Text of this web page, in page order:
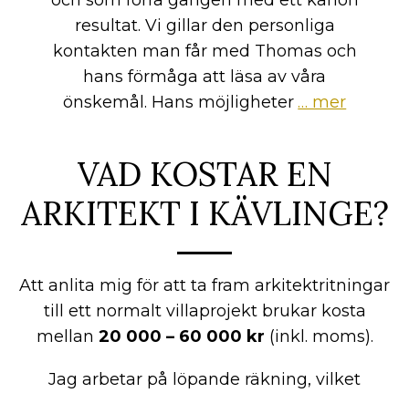
resultat. Vi gillar den personliga
kontakten man får med Thomas och
hans förmåga att läsa av våra
önskemål. Hans möjligheter … mer
VAD KOSTAR EN
ARKITEKT I KÄVLINGE?
Att anlita mig för att ta fram arkitektritningar
till ett normalt villaprojekt brukar kosta
mellan 20 000 – 60 000 kr (inkl. moms).
Jag arbetar på löpande räkning, vilket